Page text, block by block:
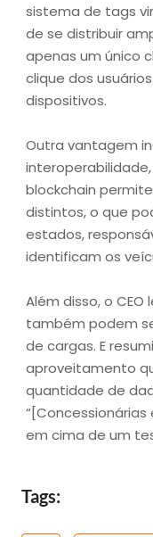
sistema de tags
de se distribuir
apenas um único
clique dos
dispositivos.
Outra vantagem
blockchain
distintos, o que
estados,
identificam os
Além disso, o
também podem
de cargas. E
aproveitamento
quantidade de
em cima de um
Tags: